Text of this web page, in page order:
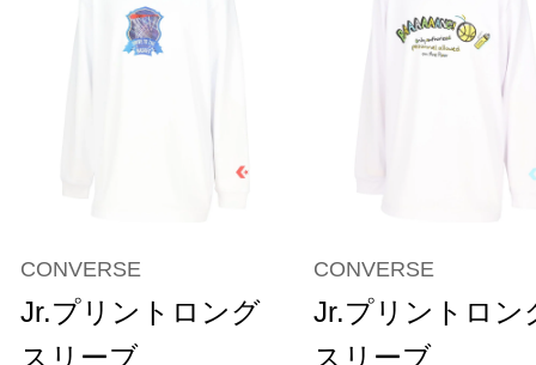
CONVERSE
Jr.プリントロング
スリーブ
CONVERSE
Jr.プリントロン
スリーブ